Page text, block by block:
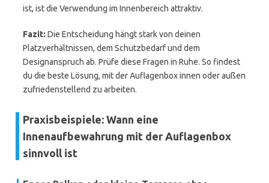
ist, ist die Verwendung im Innenbereich attraktiv.
Fazit: Die Entscheidung hängt stark von deinen
Platzverhältnissen, dem Schutzbedarf und dem
Designanspruch ab. Prüfe diese Fragen in Ruhe. So findest
du die beste Lösung, mit der Auflagenbox innen oder außen
zufriedenstellend zu arbeiten.
Praxisbeispiele: Wann eine
Innenaufbewahrung mit der Auflagenbox
sinnvoll ist